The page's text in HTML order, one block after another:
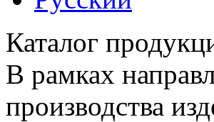
Каталог
В рамках
производства